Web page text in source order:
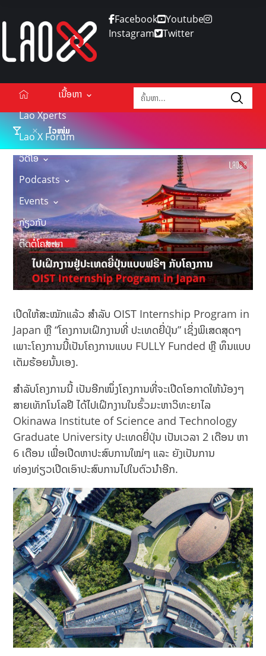
Facebook
Youtube
Instagram
Twitter
ເນື້ອຫາ
Lao Xperts
Lao X Forum
ວິດີໂອ
Podcasts
Events
ກ່ຽວກັບ
ຕິດຕໍ່ໂຄສະນາ
ໄວໜຸ່ມ
ເປີດໃຫ້ສະໝັກແລ້ວ ສໍາລັບ OIST Internship Program in
Japan ຫຼື “ໂຄງການເຝິກງານທີ່ ປະເທດຍີ່ປຸ່ນ” ເຊິ່ງພິເສດສຸດໆ
ເພາະໂຄງການນີ້ເປັນໂຄງການແບບ FULLY Funded ຫຼື ທຶນແບບ
ເຕັມຮ້ອຍນັ້ນເອງ.
ສຳລັບໂຄງການນີ້ ເປັນອີກໜຶ່ງໂຄງການທີ່ຈະເປີດໂອກາດໃຫ້ນ້ອງໆ
ສາຍເທັກໂນໂລຢີ ໄດ້ໄປເຝິກງານໃນຮົ້ວມະຫາວິທະຍາໄລ
Okinawa Institute of Science and Technology
Graduate University ປະເທດຍີ່ປຸ່ນ ເປັນເວລາ 2 ເດືອນ ຫາ
6 ເດືອນ ເພື່ອເປີດຫາປະສົບການໃໝ່ໆ ແລະ ຍັງເປັນການ
ທ່ອງທ່ຽວເປີດເອົາປະສົບການໄປໃນຕົວນໍາອີກ.